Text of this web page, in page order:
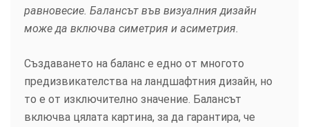
равновесие. Балансът във визуалния дизайн
може да включва симетрия и асиметрия.
Създаването на баланс е едно от многото
предизвикателства на ландшафтния дизайн, но
то е от изключително значение. Балансът
включва цялата картина, за да гарантира, че